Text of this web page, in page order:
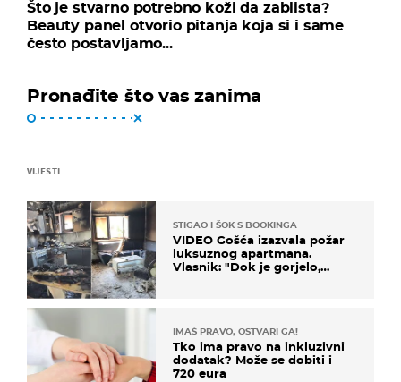
Što je stvarno potrebno koži da zablista?
Beauty panel otvorio pitanja koja si i same
često postavljamo...
Pronađite što vas zanima
VIJESTI
STIGAO I ŠOK S BOOKINGA
VIDEO Gošća izazvala požar
luksuznog apartmana.
Vlasnik: "Dok je gorjelo,
IMAŠ PRAVO, OSTVARI GA!
Tko ima pravo na inkluzivni
dodatak? Može se dobiti i
720 eura